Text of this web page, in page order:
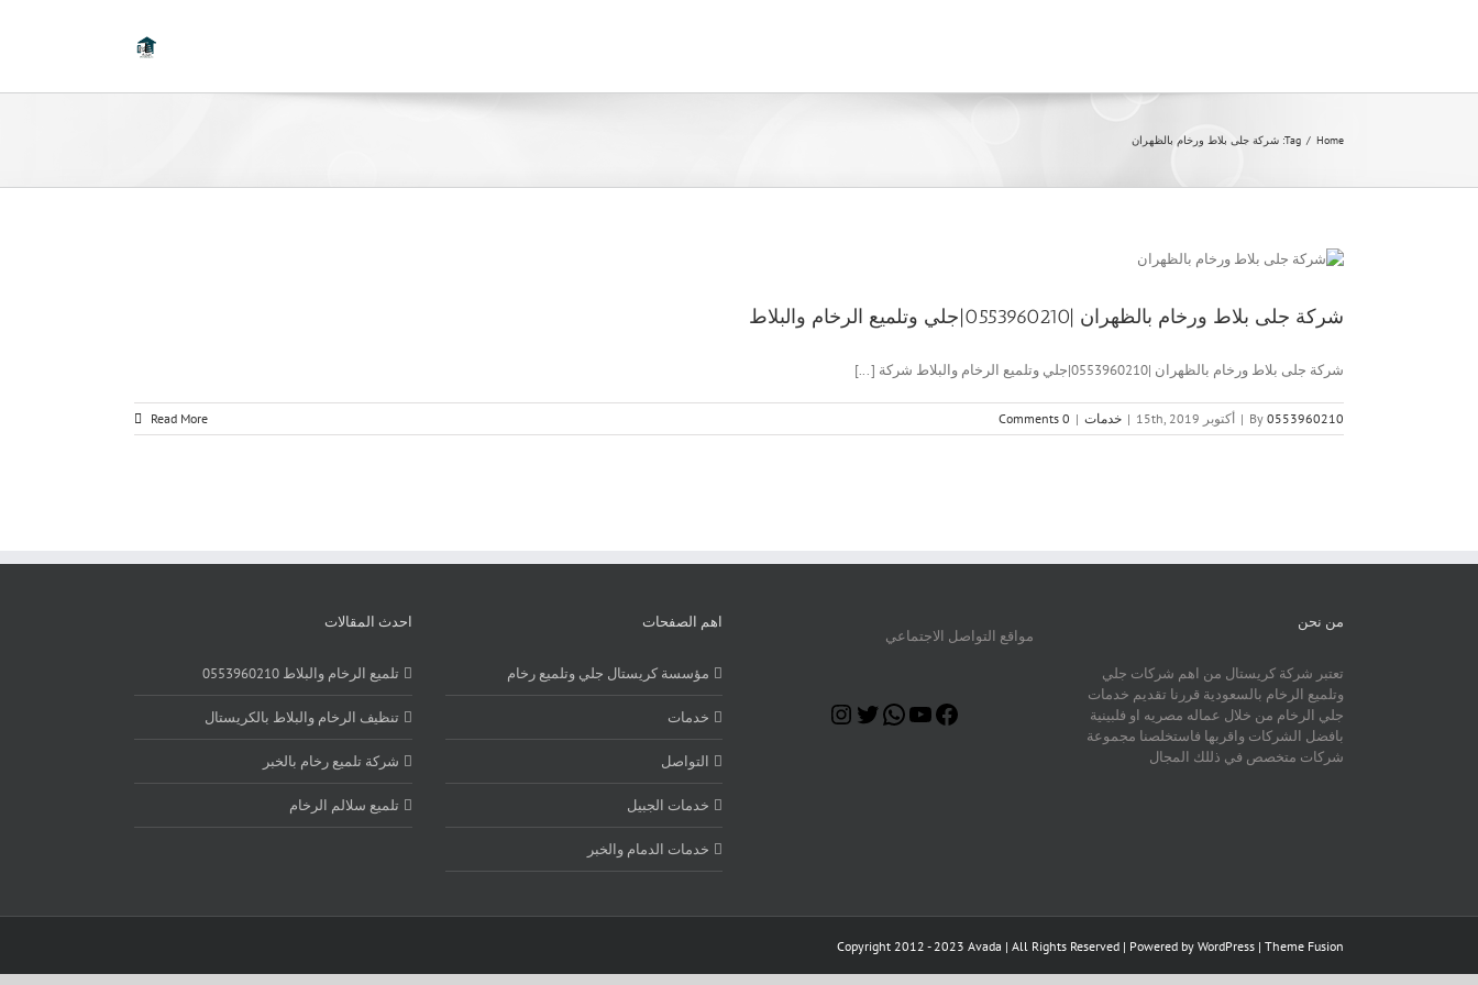
Home
/
Tag: شركة جلى بلاط ورخام بالظهران
شركة جلى بلاط ورخام بالظهران |0553960210|جلي وتلميع الرخام والبلاط
شركة جلى بلاط ورخام بالظهران |0553960210|جلي وتلميع الرخام والبلاط شركة [...]
By 0553960210
| أكتوبر 15th, 2019 | خدمات |
0 Comments
Read More
من نحن
تعتبر شركة كريستال من اهم شركات جلي
وتلميع الرخام بالسعودية قررنا تقديم خدمات
جلي الرخام من خلال عماله مصريه او فلبينية
بافضل الشركات واقربها فاستخلصنا مجموعة
شركات متخصص في ذللك المجال
مواقع التواصل الاجتماعي
Facebook
YouTube
WhatsApp
Twitter
اهم الصفحات
مؤسسة كريستال جلي وتلميع رخام
خدمات
التواصل
خدمات الجبيل
خدمات الدمام والخبر
احدث المقالات
تلميع الرخام والبلاط 0553960210
تنظيف الرخام والبلاط بالكريستال
شركة تلميع رخام بالخبر
تلميع سلالم الرخام
Copyright 2012 - 2023 Avada | All Rights Reserved | Powered by WordPress | Theme Fusion